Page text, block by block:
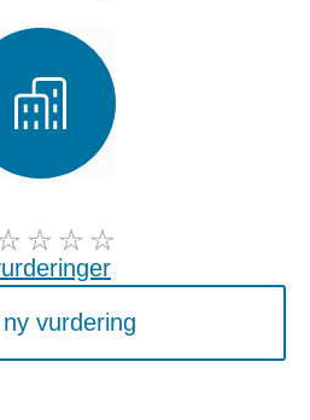
vurdering